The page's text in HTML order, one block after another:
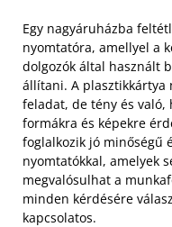
Egy nagyáruházba
nyomtatóra, amellyel a
dolgozók által használt
állítani. A plasztikkártya
feladat, de tény és
formákra és képekre
foglalkozik jó minőségű
nyomtatókkal, amelyek
megvalósulhat a
minden kérdésére
kapcsolatos.